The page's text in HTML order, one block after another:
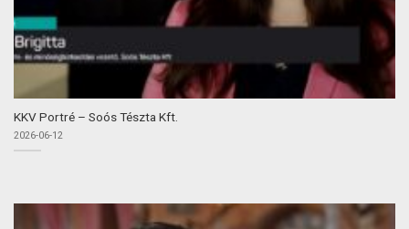
KKV Portré – Soós Tészta Kft.
2026-06-12